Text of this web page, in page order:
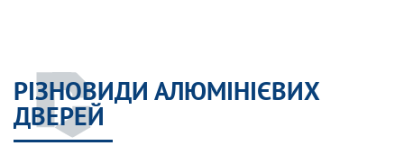
РІЗНОВИДИ АЛЮМІНІЄВИХ
ДВЕРЕЙ